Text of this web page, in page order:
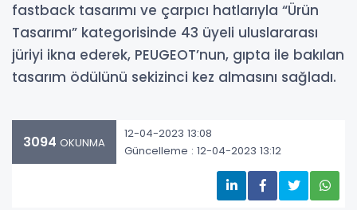
fastback tasarımı ve çarpıcı hatlarıyla “Ürün
Tasarımı” kategorisinde 43 üyeli uluslararası
jüriyi ikna ederek, PEUGEOT’nun, gıpta ile bakılan
tasarım ödülünü sekizinci kez almasını sağladı.
3094 OKUNMA
12-04-2023 13:08
Güncelleme : 12-04-2023 13:12